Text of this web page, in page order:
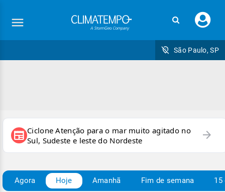
seu
São Paulo, SP
newspaper Ciclone Atenção para o mar muito agitado no
Sul, Sudeste e leste do Nordeste
arrow_forward
Agora Hoje Amanhã Fim de semana 15